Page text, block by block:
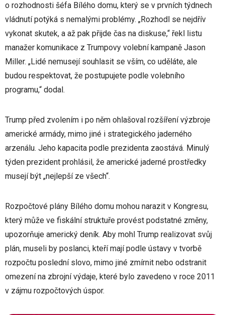
o rozhodnosti šéfa Bílého domu, který se v prvních týdnech
vládnutí potýká s nemalými problémy. „Rozhodl se nejdřív
vykonat skutek, a až pak přijde čas na diskuse,“ řekl listu
manažer komunikace z Trumpovy volební kampaně Jason
Miller. „Lidé nemusejí souhlasit se vším, co uděláte, ale
budou respektovat, že postupujete podle volebního
programu,“ dodal.
Trump před zvolením i po něm ohlašoval rozšíření výzbroje
americké armády, mimo jiné i strategického jaderného
arzenálu. Jeho kapacita podle prezidenta zaostává. Minulý
týden prezident prohlásil, že americké jaderné prostředky
musejí být „nejlepší ze všech“.
Rozpočtové plány Bílého domu mohou narazit v Kongresu,
který může ve fiskální struktuře provést podstatné změny,
upozorňuje americký deník. Aby mohl Trump realizovat svůj
plán, museli by poslanci, kteří mají podle ústavy v tvorbě
rozpočtu poslední slovo, mimo jiné zmírnit nebo odstranit
omezení na zbrojní výdaje, které bylo zavedeno v roce 2011
v zájmu rozpočtových úspor.